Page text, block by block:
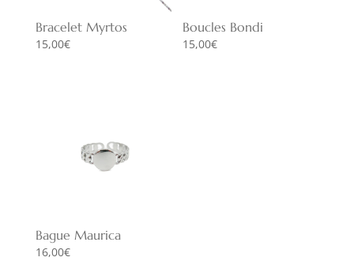
Bracelet Myrtos
15,00€
Boucles Bondi
15,00€
Bague Maurica
16,00€